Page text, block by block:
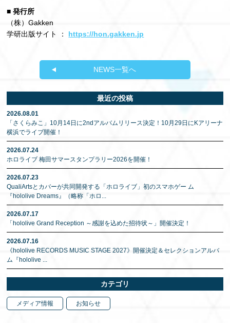
■ 発行所
（株）Gakken
学研出版サイト ： https://hon.gakken.jp
NEWS一覧へ
最近の投稿
2026.08.01
「さくらみこ」10月14日に2ndアルバムリリース決定！10月29日にKアリーナ
横浜でライブ開催！
2026.07.24
ホロライブ 梅田サマースタンプラリー2026を開催！
2026.07.23
QualiArtsとカバーが共同開発する「ホロライブ」初のスマホゲー ム
『hololive Dreams』（略称「ホロ ...
2026.07.17
「hololive Grand Reception ～感謝を込めた招待状～」開催決定！
2026.07.16
《hololive RECORDS MUSIC STAGE 2027》開催決定＆セレクションアルバ
ム『hololive ...
カテゴリ
メディア情報 お知らせ